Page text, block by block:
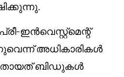
ഇൻവെസ്റ്റ്‌മെന്റ്
അധികാരികൾ
അതായത് ബിഡുകൾ